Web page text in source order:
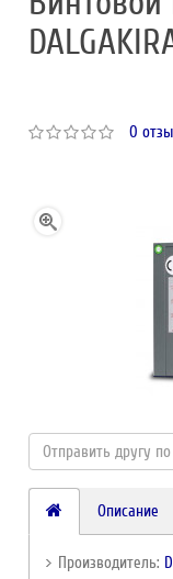
0
Описание
Производитель: